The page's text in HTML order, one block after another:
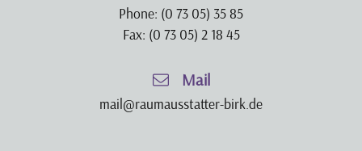
Phone: (0 73 05) 35 85
Fax: (0 73 05) 2 18 45
Mail
mail@raumausstatter-birk.de